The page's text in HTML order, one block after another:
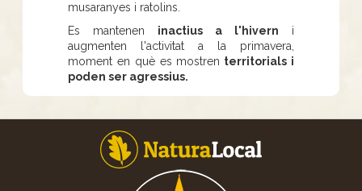
musaranyes i ratolins.
Es mantenen inactius a l'hivern i
augmenten l'activitat a la primavera,
moment en què es mostren territorials i
poden ser agressius.